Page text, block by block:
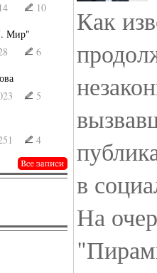
10
Мир"
6
5
4
Как
в
На